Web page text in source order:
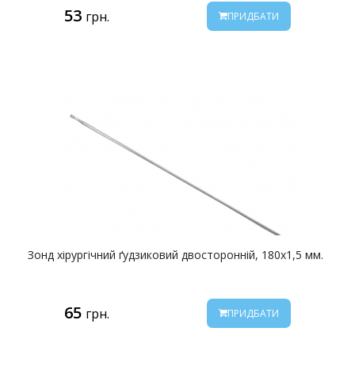
53 грн. ПРИДБАТИ
Зонд хірургічний ґудзиковий двосторонній, 180х1,5 мм.
65 грн. ПРИДБАТИ